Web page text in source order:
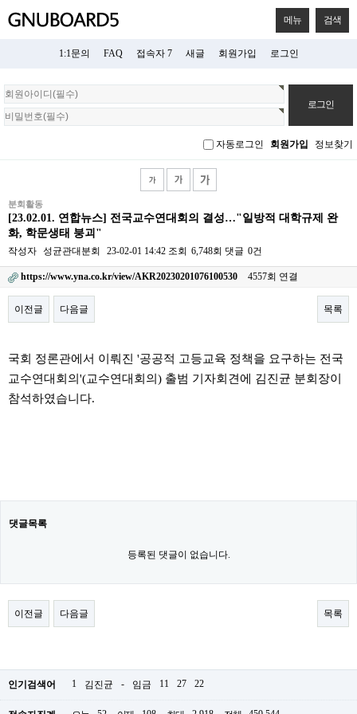
메뉴 검색
1:1문의 FAQ 접속자 7 새글 회원가입 로그인
회
원
로
자동로그인 회원가입 정보찾기
분회활동
[23.02.01. 연합뉴스] 전국교수연대회의 결성…"일방적 대학규제 완
화, 학문생태 붕괴"
작성자 성균관대분회 23-02-01 14:42 조회 6,748회 댓글 0건
https://www.yna.co.kr/view/AKR20230201076100530 4557회 연결
이전글 다음글 목록
국회 정론관에서 이뤄진 '공공적 고등교육 정책을 요구하는 전국
교수연대회의'(교수연대회의) 출범 기자회견에 김진균 분회장이
참석하였습니다.
댓글목록
등록된 댓글이 없습니다.
이전글 다음글 목록
인기검색어 1 김진균 - 임금 11 27 22